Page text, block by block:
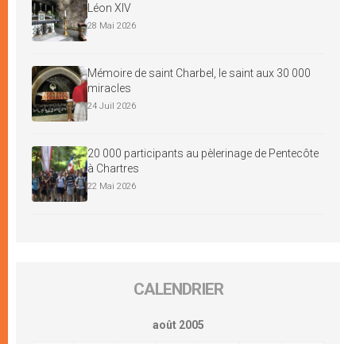
Léon XIV
28 Mai 2026
Mémoire de saint Charbel, le saint aux 30 000
miracles
24 Juil 2026
20 000 participants au pèlerinage de Pentecôte
à Chartres
22 Mai 2026
CALENDRIER
août 2005